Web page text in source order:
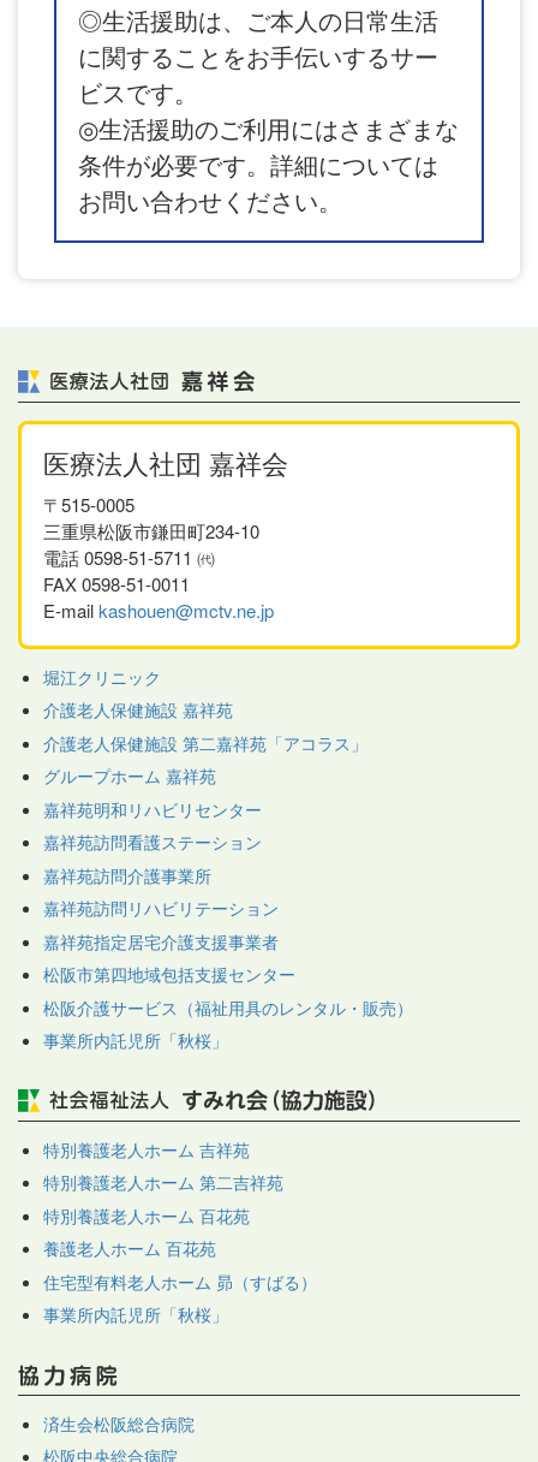
◎生活援助は、ご本人の日常生活
に関することをお手伝いするサー
ビスです。
◎生活援助のご利用にはさまざまな
条件が必要です。詳細については
お問い合わせください。
医療法人社団 嘉祥会
〒515-0005
三重県松阪市鎌田町234-10
電話 0598-51-5711 ㈹
FAX 0598-51-0011
E-mailkashouen@mctv.ne.jp
堀江クリニック
介護老人保健施設 嘉祥苑
介護老人保健施設 第二嘉祥苑「アコラス」
グループホーム 嘉祥苑
嘉祥苑明和リハビリセンター
嘉祥苑訪問看護ステーション
嘉祥苑訪問介護事業所
嘉祥苑訪問リハビリテーション
嘉祥苑指定居宅介護支援事業者
松阪市第四地域包括支援センター
松阪介護サービス（福祉用具のレンタル・販売）
事業所内託児所「秋桜」
特別養護老人ホーム 吉祥苑
特別養護老人ホーム 第二吉祥苑
特別養護老人ホーム 百花苑
養護老人ホーム 百花苑
住宅型有料老人ホーム 昴（すばる）
事業所内託児所「秋桜」
済生会松阪総合病院
松阪中央総合病院